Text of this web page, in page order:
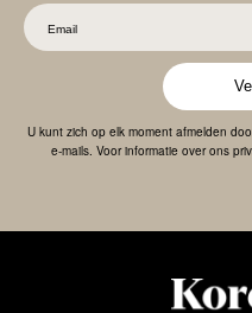
U kunt zich op elk moment afmelden
e-mails. Voor informatie over ons